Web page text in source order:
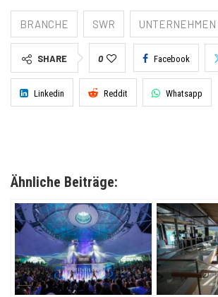
BRANCHE SWR UNTERNEHMEN
SHARE 0 Facebook
Linkedin Reddit Whatsapp
Ähnliche Beiträge: